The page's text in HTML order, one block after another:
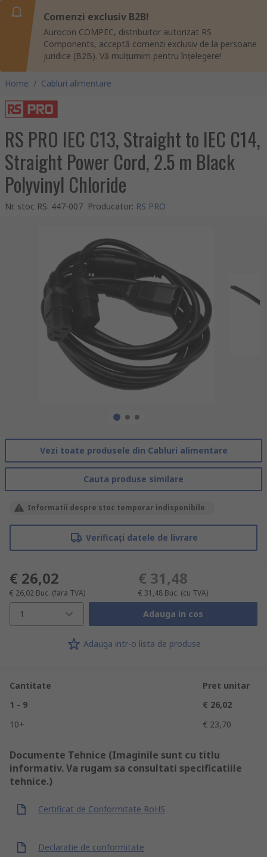
Comenzi exclusiv B2B!
Aurocon COMPEC, distribuitor autorizat RS
Components, acceptă comenzi exclusiv de la persoane
juridice (B2B). Vă mulțumim pentru înțelegere!
Home / Cabluri alimentare
RS PRO IEC C13, Straight to IEC C14,
Straight Power Cord, 2.5 m Black
Polyvinyl Chloride
Nr. stoc RS: 447-007 Producator: RS PRO
Vezi toate produsele din Cabluri alimentare
Cauta produse similare
Informatii despre stoc temporar indisponibile
Verificați datele de livrare
€ 26,02
€ 26,02 Buc. (fara TVA)
€ 31,48
€ 31,48 Buc. (cu TVA)
1 Adauga in cos
Adauga intr-o lista de produse
Cantitate
Pret unitar
1 - 9
€ 26,02
10+
€ 23,70
Documente Tehnice (Imaginile sunt cu titlu
informativ. Va rugam sa consultati specificatiile
tehnice.)
Certificat de Conformitate RoHS
Declaratie de conformitate